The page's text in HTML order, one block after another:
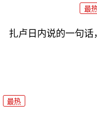
最
扎卢日内说的一句
最热